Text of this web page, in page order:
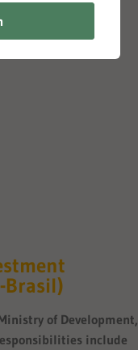
Brasil)
of Development,
include